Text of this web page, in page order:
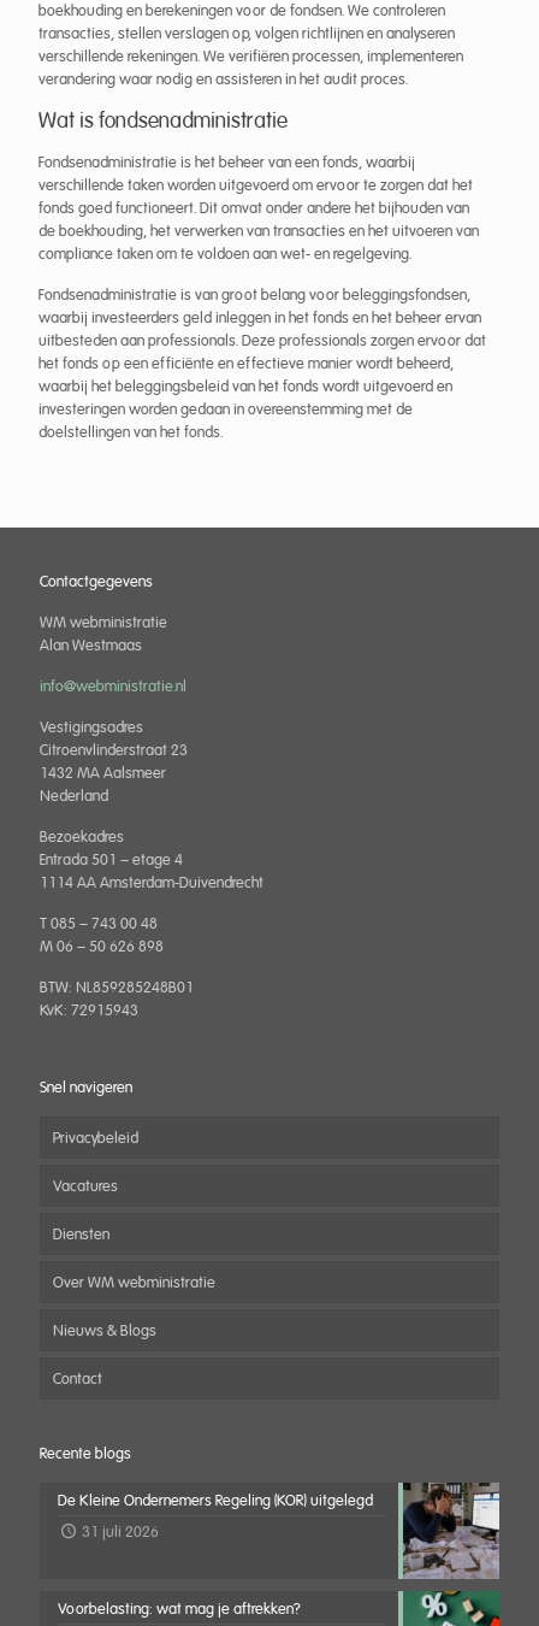
boekhouding en berekeningen voor de fondsen. We controleren
transacties, stellen verslagen op, volgen richtlijnen en analyseren
verschillende rekeningen. We verifiëren processen, implementeren
verandering waar nodig en assisteren in het audit proces.
Wat is fondsenadministratie
Fondsenadministratie is het beheer van een fonds, waarbij
verschillende taken worden uitgevoerd om ervoor te zorgen dat het
fonds goed functioneert. Dit omvat onder andere het bijhouden van
de boekhouding, het verwerken van transacties en het uitvoeren van
compliance taken om te voldoen aan wet- en regelgeving.
Fondsenadministratie is van groot belang voor beleggingsfondsen,
waarbij investeerders geld inleggen in het fonds en het beheer ervan
uitbesteden aan professionals. Deze professionals zorgen ervoor dat
het fonds op een efficiënte en effectieve manier wordt beheerd,
waarbij het beleggingsbeleid van het fonds wordt uitgevoerd en
investeringen worden gedaan in overeenstemming met de
doelstellingen van het fonds.
Contactgegevens
WM webministratie
Alan Westmaas
info@webministratie.nl
Vestigingsadres
Citroenvlinderstraat 23
1432 MA Aalsmeer
Nederland
Bezoekadres
Entrada 501 – etage 4
1114 AA Amsterdam-Duivendrecht
T 085 – 743 00 48
M 06 – 50 626 898
BTW: NL859285248B01
KvK: 72915943
Snel navigeren
Privacybeleid
Vacatures
Diensten
Over WM webministratie
Nieuws & Blogs
Contact
Recente blogs
De Kleine Ondernemers Regeling (KOR) uitgelegd
31 juli 2026
Voorbelasting: wat mag je aftrekken?